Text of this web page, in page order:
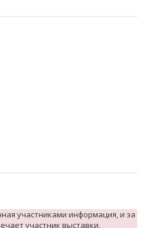
участниками информация, и за
участник выставки.